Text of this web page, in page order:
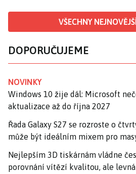
VŠECHNY
DOPORUČUJEME
NOVINKY
Windows 10 žije dál: Microsoft
aktualizace až do října 2027
Řada Galaxy S27 se rozroste o
může být ideálním mixem pro
Nejlepším 3D tiskárnám vládne
porovnání vítězí kvalitou, ale